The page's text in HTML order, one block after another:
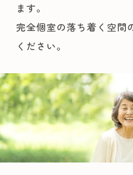
ます。
完全個室の落ち着く空間
ください。